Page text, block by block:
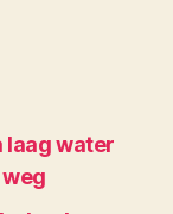
laag water